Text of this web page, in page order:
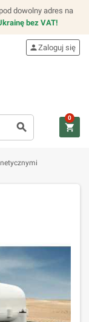
dowolny adres na
bez VAT!
search
personZaloguj się
shopping_cart
0